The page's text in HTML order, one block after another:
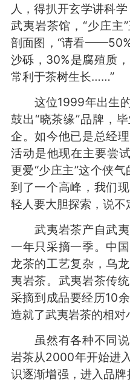
人，得扒开玄学讲科
武夷岩茶馆，“少庄主
剖面图，“请看
沙砾，30%是腐殖质
常利于茶树生长……”
这位1999年出生的
鼓出“晓茶缘”品牌，
企。如今他已是总经
活动是他现在主要尝
更爱“少庄主”这个侠
到了一个高峰，我们
轻人要大胆探索，说不
武夷岩茶产自武夷
一年只采摘一季。中
龙茶的工艺复杂，乌
夷岩茶。武夷岩茶传
采摘到成品要经历10
造就了武夷岩茶的相对
虽然有各种不同说
岩茶从2000年开始进
识逐渐增强，进入品